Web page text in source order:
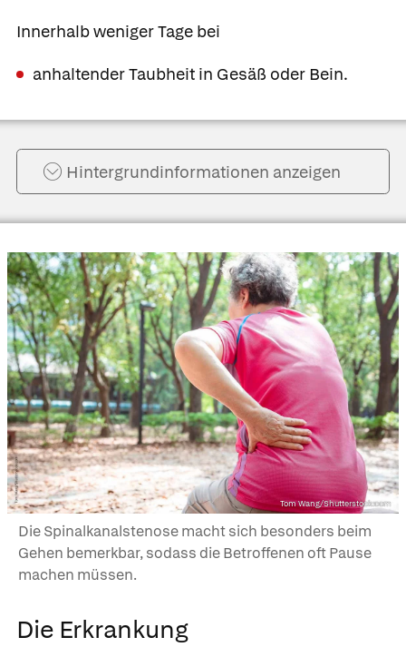
Innerhalb weniger Tage bei
anhaltender Taubheit in Gesäß oder Bein.
Hintergrund­informationen anzeigen
Tom Wang/Shutterstock.com
Die Spinalkanalstenose macht sich besonders beim
Gehen bemerkbar, sodass die Betroffenen oft Pause
machen müssen.
Die Erkrankung